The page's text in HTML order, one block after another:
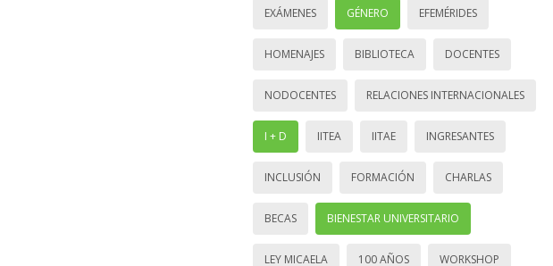
EXÁMENES GÉNERO EFEMÉRIDES
HOMENAJES BIBLIOTECA DOCENTES
NODOCENTES RELACIONES INTERNACIONALES
I + D IITEA IITAE INGRESANTES
INCLUSIÓN FORMACIÓN CHARLAS
BECAS BIENESTAR UNIVERSITARIO
LEY MICAELA 100 AÑOS WORKSHOP